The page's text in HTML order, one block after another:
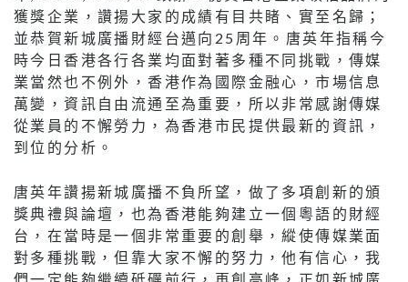
獲獎企業，讚揚大家的成績有目共睹、實至名歸；
並恭賀新城廣播財經台邁向25周年。唐英年指稱今
時今日香港各行各業均面對著多種不同挑戰，傳媒
業當然也不例外，香港作為國際金融心，市場信息
萬變，資訊自由流通至為重要，所以非常感謝傳媒
從業員的不懈勞力，為香港市民提供最新的資訊，
到位的分析。
唐英年讚揚新城廣播不負所望，做了多項創新的頒
獎典禮與論壇，也為香港能夠建立一個粵語的財經
台，在當時是一個非常重要的創舉，縱使傳媒業面
對多種挑戰，但靠大家不懈的努力，他有信心，我